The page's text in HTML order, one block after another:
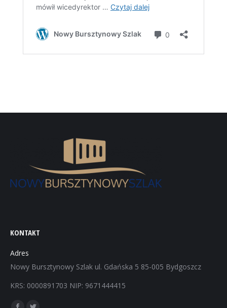
KONTAKT
Adres
Nowy Bursztynowy Szlak ul. Gdańska 5 85-005 Bydgoszcz
KRS: 0000891703 NIP: 9671444415
Znajdź nas na: